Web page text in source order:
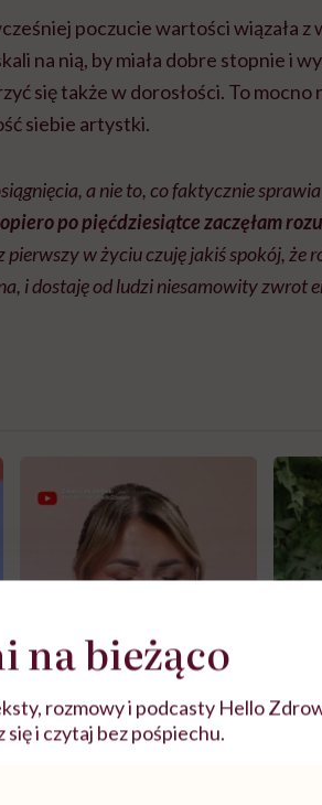
poczucie wartości wiązała
na nią, by miała dobre stopnie i
się także w dorosłości. To
siebie artystki.
a nie to, co faktycznie
po pięćdziesiątce zaczęłam
pierwszy w życiu czuję jakiś spokój, że
i dostaję od ludzi niesamowity zwrot
na bieżąco
rozmowy i podcasty Hello
i czytaj bez pośpiechu.